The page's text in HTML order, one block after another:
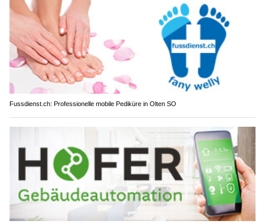
Fussdienst.ch: Professionelle mobile Pediküre in Olten SO